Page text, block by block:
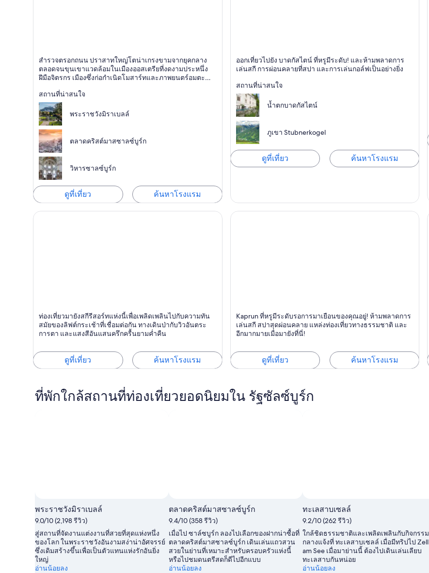
ซาล์ซบูร์ก
ทางประวัติศาสตร์, ทัวร์, การแสดงดนตรีสด
สำรวจตรอกถนน ปราสาทใหญ่โตน่าเกรงขามจากยุคกลาง
ตลอดจนขุนเขาแวดล้อมในเมืองออสเตรียที่งดงามประหนึ่ง
ฝีมือจิตรกร เมืองซึ่งก่อกำเนิดโมสาร์ทและภาพยนตร์อมตะ
สถานที่น่าสนใจ
พระราชวังมิราเบลล์
ตลาดคริสต์มาสซาลซ์บูร์ก
วิหารซาลซ์บูร์ก
ดูที่เที่ยว ค้นหาโรงแรม
บาดกัส
ไตน์
สกี,
ภูเขา
ออกเที่ยวไปยัง บาดกัสไตน์ ที่หรูมีระดับ! และห้ามพลาดการ
เล่นสกี การผ่อนคลายที่สปา และการเล่นกอล์ฟเป็นอย่างยิ่ง
สถานที่น่าสนใจ
น้ำตกบาดกัสไตน์
ภูเขา Stubnerkogel
ดูที่เที่ยว ค้นหาโรงแรม
Saalbach-
Hinterglemm
สกี, สปา, ว่าย
น้ำ
ท่องเที่ยวมายังสกีรีสอร์ทแห่งนี้เพื่อเพลิดเพลินไปกับความทัน
สมัยของลิฟต์กระเช้าที่เชื่อมต่อกัน ทางเดินป่ากับวิวอันตระ
การตา และแสงสีอันแสนครึกครื้นยามค่ำคืน
ดูที่เที่ยว ค้นหาโรงแรม
สปา, สกี, หรูหรา
Kaprun ที่หรูมีระดับรอการมาเยือนของคุณอยู่! ห้ามพลาดการ
เล่นสกี สปาสุดผ่อนคลาย แหล่งท่องเที่ยวทางธรรมชาติ และ
อีกมากมายเมื่อมายังที่นี่!
ดูที่เที่ยว ค้นหาโรงแรม
ที่พักใกล้สถานที่ท่องเที่ยวยอดนิยมใน รัฐซัลซ์บูร์ก
พระราชวังมิราเบลล์
9.0/10 (2,198 รีวิว)
สู่สถานที่จัดงานแต่งงานที่สวยที่สุดแห่งหนึ่ง
ของโลก ในพระราชวังอันงามสง่าน่าอัศจรรย์
ซึ่งเดิมสร้างขึ้นเพื่อเป็นตัวแทนแห่งรักอันยิ่ง
ใหญ่
อ่านน้อยลง
ตลาดคริสต์มาสซาลซ์บูร์ก
9.4/10 (358 รีวิว)
เมื่อไป ซาล์ซบูร์ก ลองไปเลือกของฝากน่าซื้อที่
ตลาดคริสต์มาสซาลซ์บูร์ก เดินเล่นแถวสวน
สวยในย่านที่เหมาะสำหรับครอบครัวแห่งนี้
หรือไปชมดนตรีสดก็ดีไปอีกแบบ
อ่านน้อยลง
ทะเลสาบเซลล์
9.2/10 (262 รีวิว)
ใกล้ชิดธรรมชาติและเพลิดเพลินกับกิจกรรม
กลางแจ้งที่ ทะเลสาบเซลล์ เมื่อมีทริปไป Zell
am See เมื่อมาย่านนี้ ต้องไปเดินเล่นเลียบ
ทะเลสาบกันหน่อย
อ่านน้อยลง